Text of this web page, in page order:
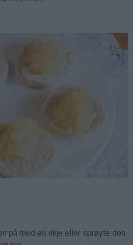
på med en skje eller sprøyte den